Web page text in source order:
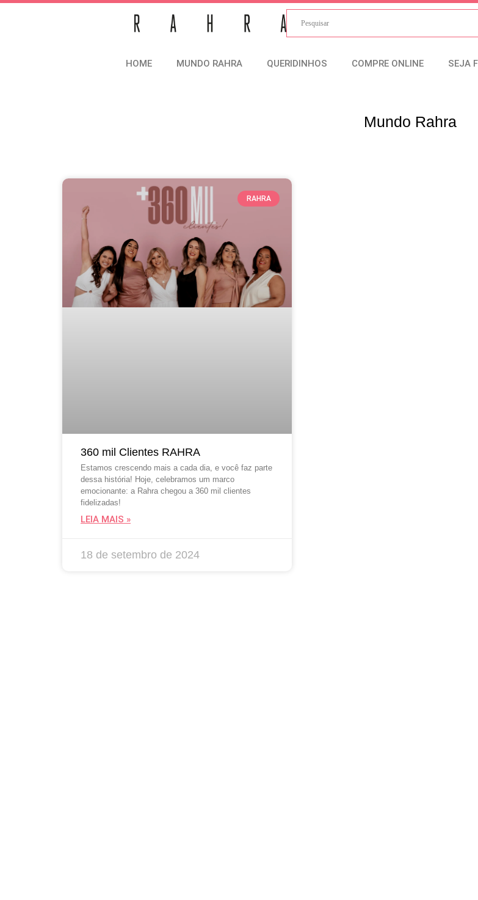
HOME MUNDO RAHRA QUERIDINHOS COMPRE ONLINE SEJA
Mundo Rahra
RAHRA
360 mil Clientes RAHRA
Estamos crescendo mais a cada dia, e você faz parte
dessa história! Hoje, celebramos um marco
emocionante: a Rahra chegou a 360 mil clientes
fidelizadas!
LEIA MAIS »
18 de setembro de 2024